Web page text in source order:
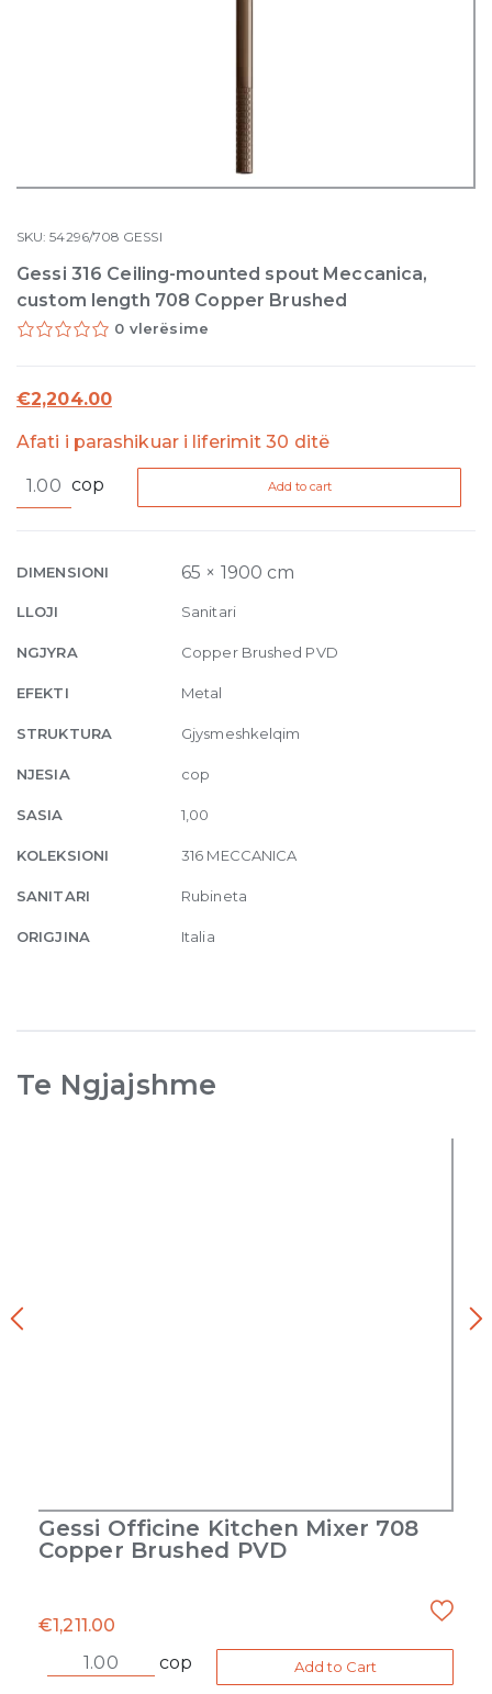
SKU:54296/708 GESSI
Gessi 316 Ceiling-mounted spout Meccanica,
custom length 708 Copper Brushed
0 vlerësime
€2,204.00
Afati i parashikuar i liferimit 30 ditë
316
spout
custom
length
Copper
Brushed
cop Add to cart
DIMENSIONI 65 × 1900 cm
LLOJI Sanitari
NGJYRA Copper Brushed PVD
EFEKTI Metal
STRUKTURA Gjysmeshkelqim
NJESIA cop
SASIA 1,00
KOLEKSIONI 316 MECCANICA
SANITARI Rubineta
ORIGJINA Italia
Te Ngjajshme
Gessi Officine Kitchen Mixer 708
Copper Brushed PVD
€1,211.00
cop
Add to Cart